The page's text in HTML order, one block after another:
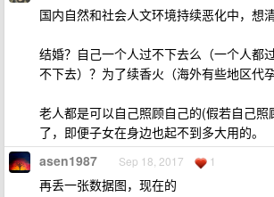
国内自然和社会人文环境持续恶化中，想
结婚？自己一个人过不下去么（一个人都
不下去）？为了续香火（海外有些地区代
老人都是可以自己照顾自己的(假若自己照
了，即便子女在身边也起不到多大用的。
asen1987 Sep 18, 2017 1
再丢一张数据图，现在的